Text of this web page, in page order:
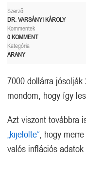
Szerző
DR. VARSÁNYI KÁROLY
Kommentek
0 KOMMENT
Kategória
ARANY
7000 dollárra jósolják
mondom, hogy így
Azt viszont továbbra
„kijelölte” , hogy
valós inflációs adatok